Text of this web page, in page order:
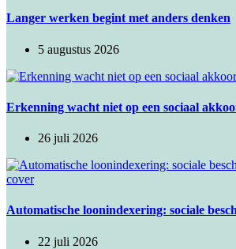
Langer werken begint met anders denken
5 augustus 2026
​Erkenning wacht niet op een sociaal
26 juli 2026
Automatische loonindexering: sociale
22 juli 2026